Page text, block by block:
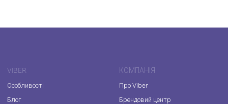
VIBER
Особливості
Блог
КОМПАНІЯ
Про Viber
Брендовий центр